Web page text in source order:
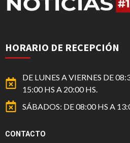
HORARIO DE RECEPCIÓN
DE LUNES A VIERNES DE
15:00 HS A 20:00 HS.
SÁBADOS: DE 08:00 HS A
CONTACTO